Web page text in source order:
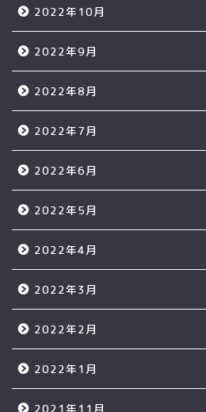
2022年10月
2022年9月
2022年8月
2022年7月
2022年6月
2022年5月
2022年4月
2022年3月
2022年2月
2022年1月
2021年11月